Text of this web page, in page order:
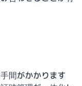
間がかかります